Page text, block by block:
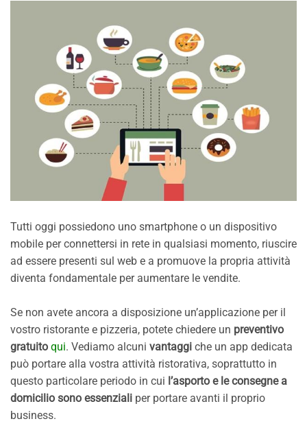
Tutti oggi possiedono uno smartphone o un dispositivo
mobile per connettersi in rete in qualsiasi momento, riuscire
ad essere presenti sul web e a promuove la propria attività
diventa fondamentale per aumentare le vendite.
Se non avete ancora a disposizione un’applicazione per il
vostro ristorante e pizzeria, potete chiedere un preventivo
gratuito qui. Vediamo alcuni vantaggi che un app dedicata
può portare alla vostra attività ristorativa, soprattutto in
questo particolare periodo in cui l’asporto e le consegne a
domicilio sono essenziali per portare avanti il proprio
business.